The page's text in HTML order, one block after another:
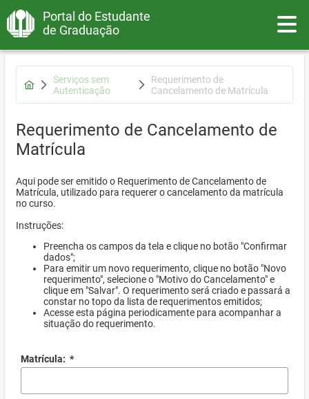
Portal do Estudante
de Graduação
Serviços sem
Autenticação
Requerimento de
Cancelamento de Matrícula
Requerimento de Cancelamento de
Matrícula
Aqui pode ser emitido o Requerimento de Cancelamento de
Matrícula, utilizado para requerer o cancelamento da matrícula
no curso.
Instruções:
Preencha os campos da tela e clique no botão "Confirmar
dados";
Para emitir um novo requerimento, clique no botão "Novo
requerimento", selecione o "Motivo do Cancelamento" e
clique em "Salvar". O requerimento será criado e passará a
constar no topo da lista de requerimentos emitidos;
Acesse esta página periodicamente para acompanhar a
situação do requerimento.
Matrícula: *